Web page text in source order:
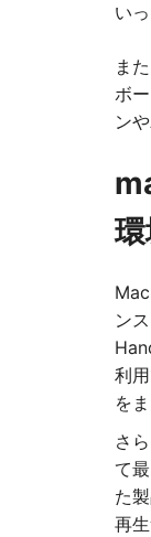
い
ま
ボ
ン
ン
利
を
さ
て
た
再